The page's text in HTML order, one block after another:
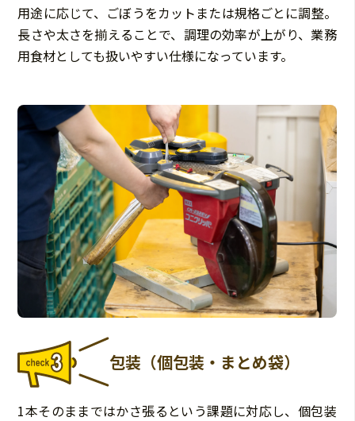
用途に応じて、ごぼうをカットまたは規格ごとに調整。
長さや太さを揃えることで、調理の効率が上がり、業務
用食材としても扱いやすい仕様になっています。
包装（個包装・まとめ袋）
1本そのままではかさ張るという課題に対応し、個包装